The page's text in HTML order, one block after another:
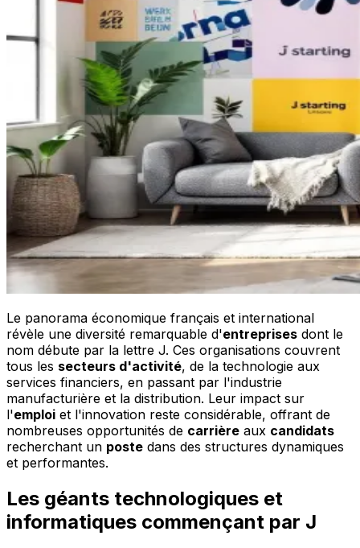
Le panorama économique français et international
révèle une diversité remarquable d'entreprises dont le
nom débute par la lettre J. Ces organisations couvrent
tous les secteurs d'activité, de la technologie aux
services financiers, en passant par l'industrie
manufacturière et la distribution. Leur impact sur
l'emploi et l'innovation reste considérable, offrant de
nombreuses opportunités de carrière aux candidats
recherchant un poste dans des structures dynamiques
et performantes.
Les géants technologiques et
informatiques commençant par J